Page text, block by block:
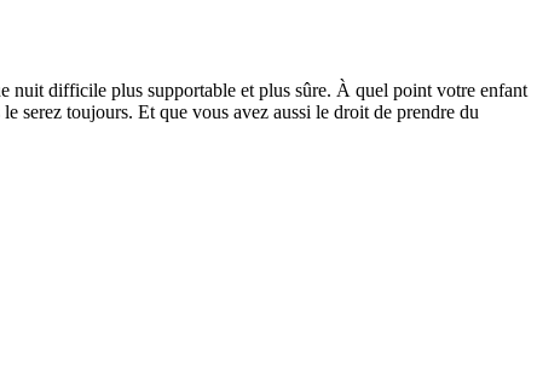
nuit difficile plus supportable et plus sûre. À quel point votre enfant
serez toujours. Et que vous avez aussi le droit de prendre du